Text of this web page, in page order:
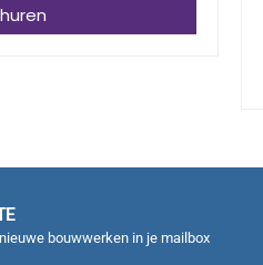
bouwwerken in je mailbox